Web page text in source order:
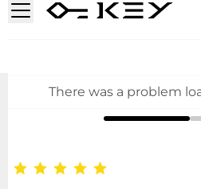
There was a problem